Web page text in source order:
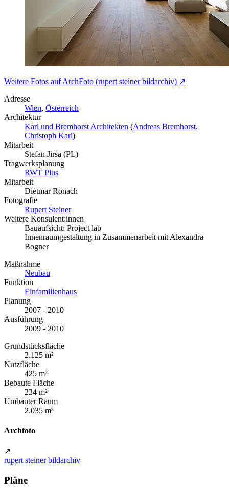
Weitere Fotos auf ArchFoto (rupert steiner bildarchiv) ↗
Adresse
Wien, Österreich
Architektur
Karl und Bremhorst Architekten (Andreas Bremhorst,
Christoph Karl)
Mitarbeit
Stefan Jirsa (PL)
Tragwerksplanung
RWT Plus
Mitarbeit
Dietmar Ronach
Fotografie
Rupert Steiner
Weitere Konsulent:innen
Bauaufsicht: Project lab
Innenraumgestaltung in Zusammenarbeit mit Alexandra
Bogner
Maßnahme
Neubau
Funktion
Einfamilienhaus
Planung
2007 - 2010
Ausführung
2009 - 2010
Grundstücksfläche
2.125 m²
Nutzfläche
425 m²
Bebaute Fläche
234 m²
Umbauter Raum
2.035 m³
Archfoto
↗
rupert steiner bildarchiv
Pläne